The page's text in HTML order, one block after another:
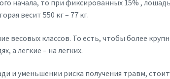
начала, то при фиксированных 15% ,
весит 550 кг – 77 кг.
весовых классов. То есть, чтобы более
а легкие – на легких.
и уменьшении риска получения травм,